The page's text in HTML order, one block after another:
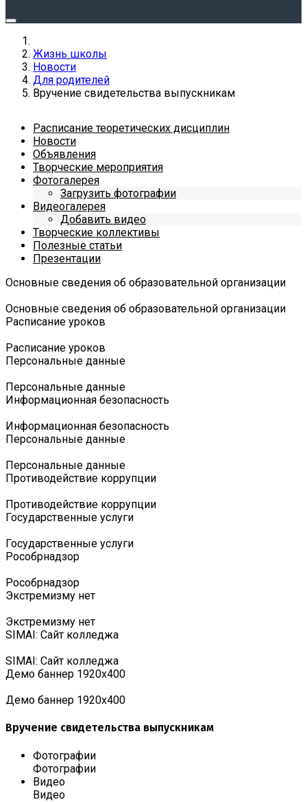
Жизнь школы
Новости
Для родителей
Вручение свидетельства выпускникам
Расписание теоретических дисциплин
Новости
Объявления
Творческие мероприятия
Фотогалерея
Загрузить фотографии
Видеогалерея
Добавить видео
Творческие коллективы
Полезные статьи
Презентации
Основные сведения об образовательной организации
Основные сведения об образовательной организации
Расписание уроков
Расписание уроков
Персональные данные
Персональные данные
Информационная безопасность
Информационная безопасность
Персональные данные
Персональные данные
Противодействие коррупции
Противодействие коррупции
Государственные услуги
Государственные услуги
Роcобрнадзор
Роcобрнадзор
Экстремизму нет
Экстремизму нет
SIMAI: Сайт колледжа
SIMAI: Сайт колледжа
Демо баннер 1920х400
Демо баннер 1920х400
Вручение свидетельства выпускникам
Фотографии
Фотографии
Видео
Видео